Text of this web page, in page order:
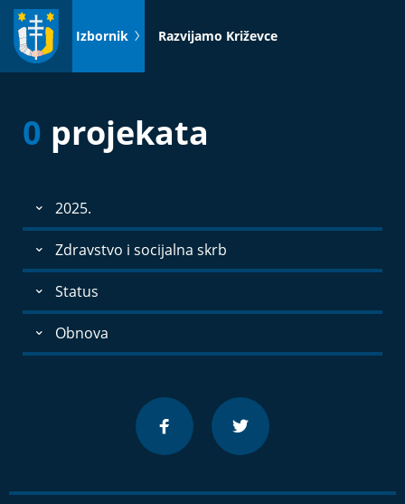
Idi
sadržaj
Izbornik Razvijamo Križevce
0 projekata
2025.
Zdravstvo i socijalna skrb
Status
Obnova